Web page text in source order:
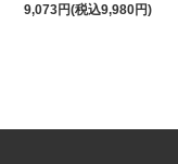
9,073円(税込9,980円)